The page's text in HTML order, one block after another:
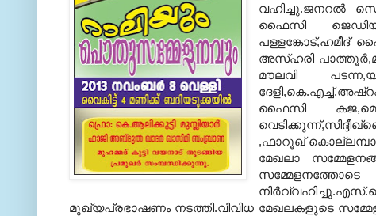
വഹിച്ചു.ജനറല്‍
ഫൈസി
പള്ളങ്കോട്,ഹമീദ്
അസ്ഹരി
മൗലവി
ഫൈസി
,ഫാറൂഖ്
മേഖലാ
മുഖ്യപ്രഭാഷണം നടത്തി.വിവിധ മേഖലകളുടെ